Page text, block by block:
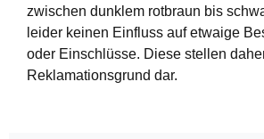
zwischen dunklem rotbraun bis
leider keinen Einfluss auf etwaige
oder Einschlüsse. Diese stellen
Reklamationsgrund dar.